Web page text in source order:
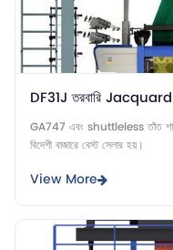
DF31J তরবারি
GA747 এবং shuttleless তাঁত
বিদেশী বাজারে বেস্ট সেলার হয়।
View More